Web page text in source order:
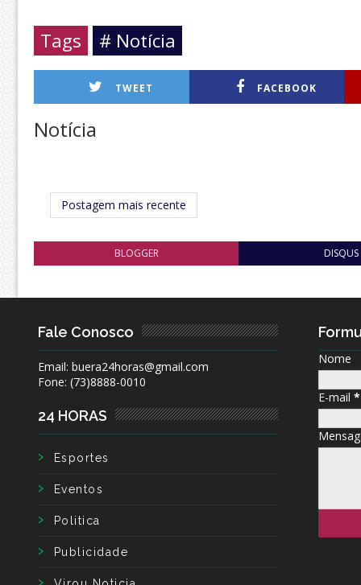
Tags # Notícia
TWEET FACEBOOK
Notícia
Postagem mais recente
BLOGGER DISQUS
Fale Conosco
Email: buera24horas@gmail.com
Fone: (73)8888-0010
24 HORAS
Esportes
Eventos
Politica
Publicidade
Nome
E-mail *